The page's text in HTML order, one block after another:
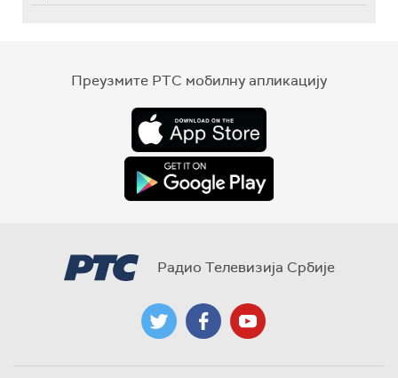
Преузмите РТС мобилну апликацију
Радио Телевизија Србије